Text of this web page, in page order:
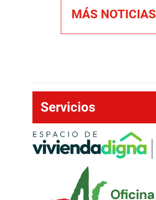
MÁS NOTICIAS
Servicios